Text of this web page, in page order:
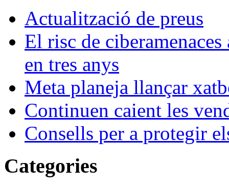
Actualització de preus
El risc de
en tres anys
Meta planeja llançar
Continuen caient les
Consells per a protegir
Categories